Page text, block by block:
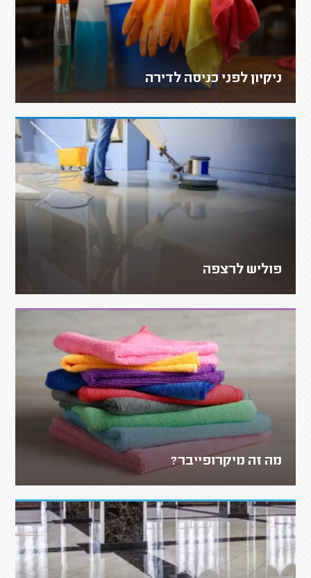
ניקיון לפני כניסה לדירה
פוליש לרצפה
מה זה מיקרופייבר?